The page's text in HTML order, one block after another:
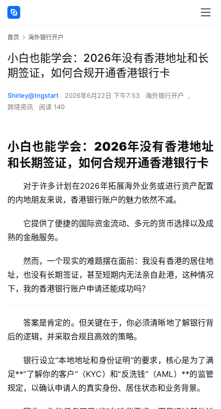
首页 海外银行开户
小白也能学会：2026年没有香港地址和长
期签证，如何合规开通香港银行卡
Shirley@Ingstart 2026年6月22日 下午7:53 海外银行开户
,
跨境资讯
阅读 140
小白也能学会：2026年没有香港地址
和长期签证，如何合规开通香港银行卡
对于许多计划在2026年拓展海外业务或进行资产配置
的内地朋友来说，香港银行账户的魅力依然不减。
它提供了便捷的国际资金流动、多元的货币选择以及成
熟的金融服务。
然而，一个现实的难题摆在面前：我没有香港的居住地
址，也没有长期签证，甚至短期内无法亲自赴港，这种情况
下，我的香港银行账户申请还能成功吗？
答案是肯定的。但关键在于，你必须清晰地了解银行背
后的逻辑，并采取合规且高效的策略。
银行设立“本地地址和身份证明”的要求，核心是为了满
足**“了解你的客户”（KYC） 和“反洗钱”（AML）**的监管
规定，以确认申请人的真实身份、居住状态和业务背景。